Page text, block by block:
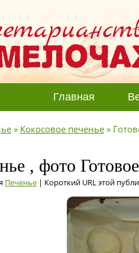
Главная
» Кокосовое печенье »
, фото
Печенье | Короткий URL этой